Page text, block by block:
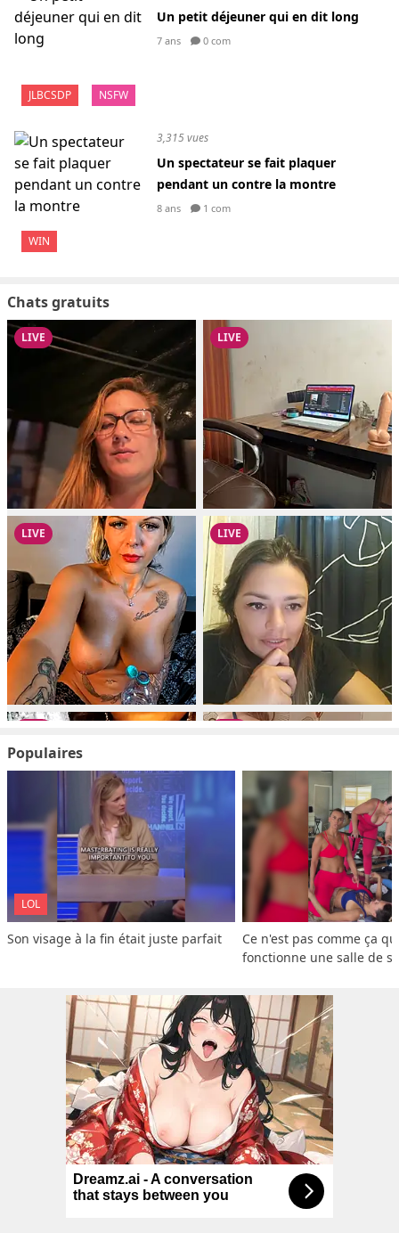
JLBCSDP NSFW
Un petit déjeuner qui en dit long
7 ans 0 com
WIN
3,315 vues
Un spectateur se fait plaquer
pendant un contre la montre
8 ans 1 com
Chats gratuits
Populaires
LOL
Son visage à la fin était juste parfait
Ce n'est pas comme ça
fonctionne une salle de